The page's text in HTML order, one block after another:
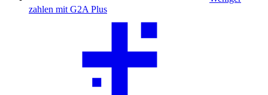
zahlen mit G2A Plus